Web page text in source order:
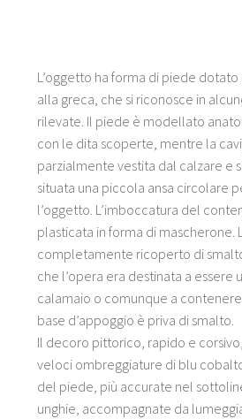
Description 1
Title 1Description 1
Title 2Description 2
Title 3Description 3
L’oggetto ha forma di piede
alla greca, che si riconosce in
rilevate. Il piede è modellato
con le dita scoperte, mentre la
parzialmente vestita dal calzare e
situata una piccola ansa circolare
l’oggetto. L’imboccatura del
plasticata in forma di mascherone.
completamente ricoperto di
che l’opera era destinata a essere
calamaio o comunque a
base d’appoggio è priva di smalto.
Il decoro pittorico, rapido e
veloci ombreggiature di blu
del piede, più accurate nel
unghie, accompagnate da